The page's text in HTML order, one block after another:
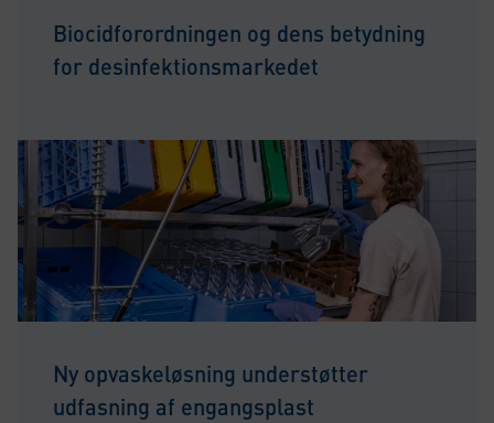
Biocidforordningen og dens betydning
for desinfektionsmarkedet
Ny opvaskeløsning understøtter
udfasning af engangsplast